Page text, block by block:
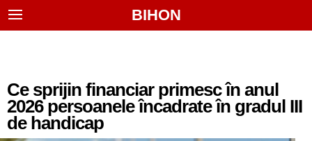
BIHON
Ce sprijin financiar primesc în anul
2026 persoanele încadrate în gradul III
de handicap